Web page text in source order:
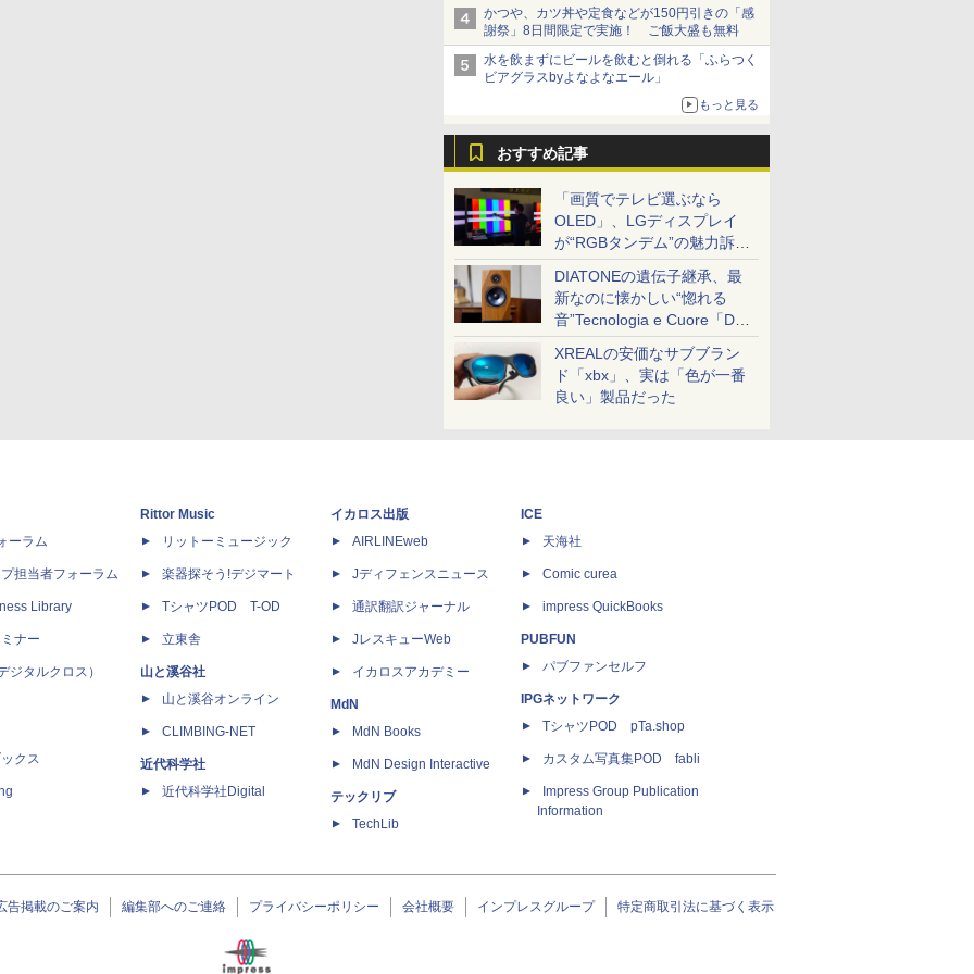
かつや、カツ丼や定食などが150円引きの「感
謝祭」8日間限定で実施！ ご飯大盛も無料
水を飲まずにビールを飲むと倒れる「ふらつく
ビアグラスbyよなよなエール」
もっと見る
おすすめ記事
「画質でテレビ選ぶなら
OLED」、LGディスプレイ
が“RGBタンデム”の魅力訴
求。液晶とのガチ比較も
DIATONEの遺伝子継承、最
新なのに懐かしい“惚れる
音”Tecnologia e Cuore「DS-
TC52B」を聴く
XREALの安価なサブブラン
ド「xbx」、実は「色が一番
良い」製品だった
ーラム
担当者フォーラム
Library
ナー
ジタルクロス）
クス
Rittor Music
リットーミュージック
楽器探そう!デジマート
TシャツPOD T-OD
立東舎
山と溪谷社
山と溪谷オンライン
CLIMBING-NET
近代科学社
近代科学社Digital
イカロス出版
AIRLINEweb
Jディフェンスニュース
通訳翻訳ジャーナル
JレスキューWeb
イカロスアカデミー
MdN
MdN Books
MdN Design Interactive
テックリブ
TechLib
ICE
天海社
Comic curea
impress QuickBooks
PUBFUN
パブファンセルフ
IPGネットワーク
TシャツPOD pTa.shop
カスタム写真集POD fabli
Impress Group Publication
Information
告掲載のご案内 編集部へのご連絡 プライバシーポリシー 会社概要 インプレスグループ 特定商取引法に基づく表示